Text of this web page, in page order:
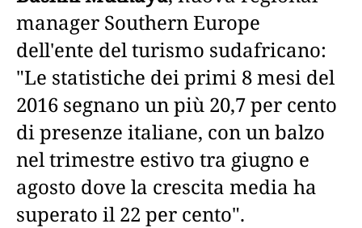
manager Southern Europe
dell'ente del turismo sudafricano:
"Le statistiche dei primi 8 mesi del
2016 segnano un più 20,7 per cento
di presenze italiane, con un balzo
nel trimestre estivo tra giugno e
agosto dove la crescita media ha
superato il 22 per cento".